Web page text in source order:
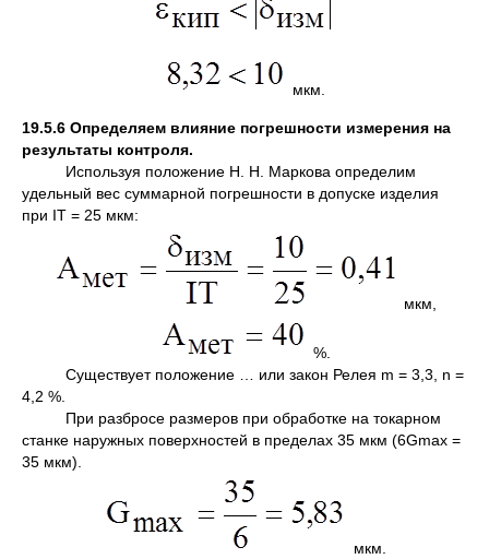
мкм.
19.5.6 Определяем влияние погрешности измерения на
результаты контроля.
Используя положение Н. Н. Маркова определим
удельный вес суммарной погрешности в допуске изделия
при IT = 25 мкм:
мкм,
%.
Существует положение … или закон Релея m = 3,3, n =
4,2 %.
При разбросе размеров при обработке на токарном
станке наружных поверхностей в пределах 35 мкм (6Gmax =
35 мкм).
мкм.